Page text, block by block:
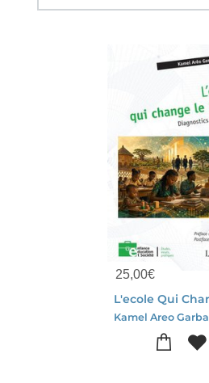
25,00€
Kamel Areo Garba